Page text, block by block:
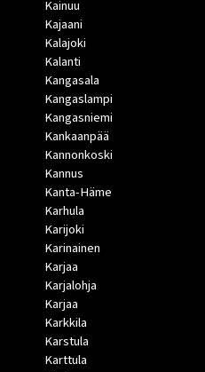
Kainuu
Kajaani
Kalajoki
Kalanti
Kangasala
Kangaslampi
Kangasniemi
Kankaanpää
Kannonkoski
Kannus
Kanta-Häme
Karhula
Karijoki
Karinainen
Karjaa
Karjalohja
Karjaa
Karkkila
Karstula
Karttula